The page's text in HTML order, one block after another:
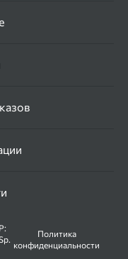
Политика
конфиденциальности